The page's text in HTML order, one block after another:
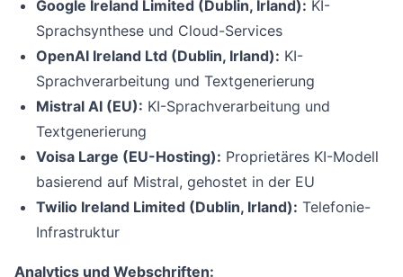
Google Ireland Limited (Dublin, Irland): KI-
Sprachsynthese und Cloud-Services
OpenAI Ireland Ltd (Dublin, Irland): KI-
Sprachverarbeitung und Textgenerierung
Mistral AI (EU): KI-Sprachverarbeitung und
Textgenerierung
Voisa Large (EU-Hosting): Proprietäres KI-Modell
basierend auf Mistral, gehostet in der EU
Twilio Ireland Limited (Dublin, Irland): Telefonie-
Infrastruktur
Analytics und Webschriften: